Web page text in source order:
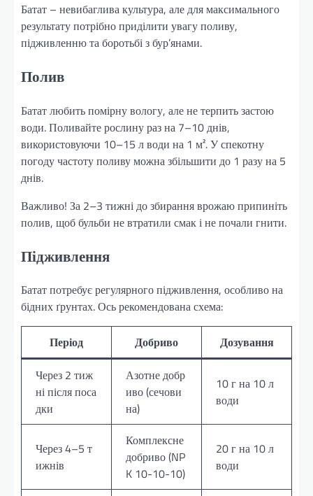
Батат – невибаглива культура, але для максимального
результату потрібно приділити увагу поливу,
підживленню та боротьбі з бур’янами.
Полив
Батат любить помірну вологу, але не терпить застою
води. Поливайте рослину раз на 7–10 днів,
використовуючи 10–15 л води на 1 м². У спекотну
погоду частоту поливу можна збільшити до 1 разу на 5
днів.
Важливо! За 2–3 тижні до збирання врожаю припиніть
полив, щоб бульби не втратили смак і не почали гнити.
Підживлення
Батат потребує регулярного підживлення, особливо на
бідних ґрунтах. Ось рекомендована схема:
Період Добриво
Дозування
Через 2 тиж
ні після поса
дки
Азотне добр
иво (сечови
на)
10 г на 10 л
води
Через 4–5 т
ижнів
Комплексне
добриво (NP
K 10-10-10)
20 г на 10 л
води